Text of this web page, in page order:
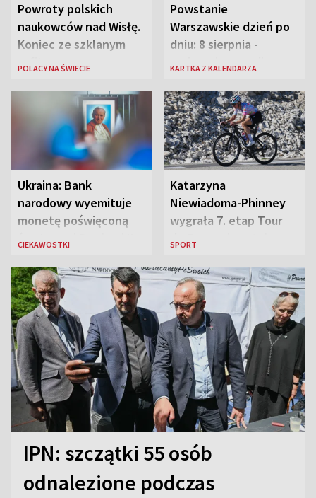
Powroty polskich
naukowców nad Wisłę.
Koniec ze szklanym
sufitem
POLACY NA ŚWIECIE
Powstanie
Warszawskie dzień po
dniu: 8 sierpnia -
rozbrzmiewa radio
„Antka Rozpylacza”
KARTKA Z KALENDARZA
Ukraina: Bank
narodowy wyemituje
monetę poświęconą
św. Janowi Pawłowi II
CIEKAWOSTKI
Katarzyna
Niewiadoma-Phinney
wygrała 7. etap Tour
de France i została
SPORT
IPN: szczątki 55 osób
odnalezione podczas